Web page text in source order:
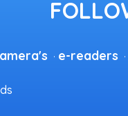
e-readers